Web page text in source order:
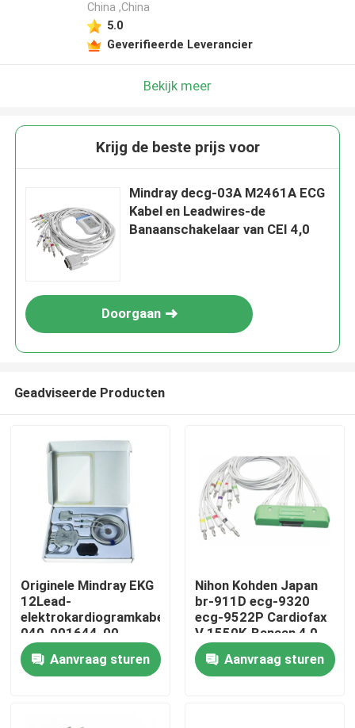
Huis
China ,China
5.0
Geverifieerde Leverancier
Bekijk meer
Krijg de beste prijs voor
Mindray decg-03A M2461A ECG
Kabel en Leadwires-de
Banaanschakelaar van CEI 4,0
Doorgaan
Geadviseerde Producten
Originele Mindray EKG
12Lead-
elektrokardiogramkabel
040-001644-00
BeneHeart R12,
BeneHeart R3
Aanvraag sturen
Nihon Kohden Japan
br-911D ecg-9320
ecg-9522P Cardiofax
V 1550K-Banaan 4,0
van CEI van de
electrocardiogramkabel
NK 10Lead
Aanvraag sturen